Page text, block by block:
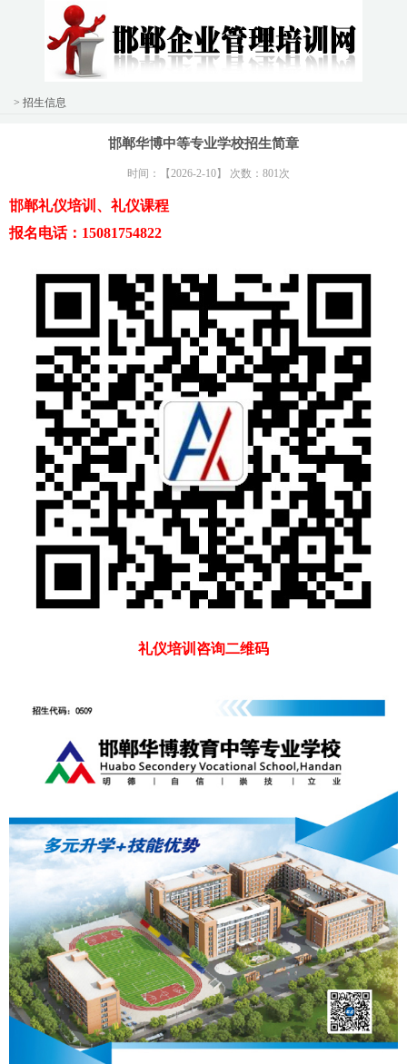
> 招生信息
邯郸华博中等专业学校招生简章
时间：【2026-2-10】 次数：801次
邯郸礼仪培训、礼仪课程
报名电话：15081754822
礼仪培训咨询二维码